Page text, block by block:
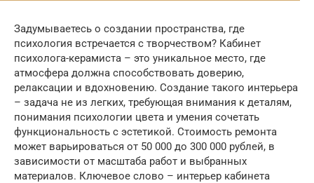
Задумываетесь о создании пространства, где
психология встречается с творчеством? Кабинет
психолога-керамиста – это уникальное место, где
атмосфера должна способствовать доверию,
релаксации и вдохновению. Создание такого интерьера
– задача не из легких, требующая внимания к деталям,
понимания психологии цвета и умения сочетать
функциональность с эстетикой. Стоимость ремонта
может варьироваться от 50 000 до 300 000 рублей, в
зависимости от масштаба работ и выбранных
материалов. Ключевое слово – интерьер кабинета